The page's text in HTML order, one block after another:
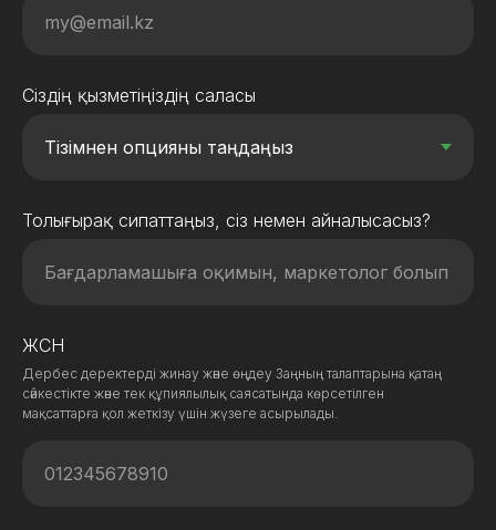
Сіздің қызметіңіздің саласы
Толығырақ сипаттаңыз, сіз немен айналысасыз?
ЖСН
Дербес деректерді жинау және өңдеу Заңның талаптарына қатаң
сәйкестікте және тек құпиялылық саясатында көрсетілген
мақсаттарға қол жеткізу үшін жүзеге асырылады.